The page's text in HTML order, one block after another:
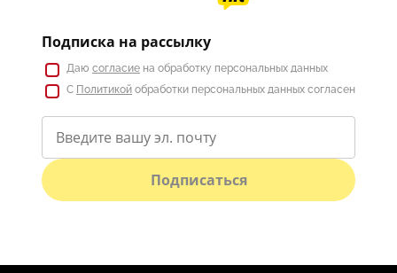
Подписка на рассылку
Даю согласие на обработку персональных данных
С Политикой обработки персональных данных согласен
Подписаться